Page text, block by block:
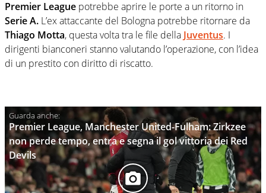
Premier League potrebbe aprire le porte a un ritorno in
Serie A. L’ex attaccante del Bologna potrebbe ritornare da
Thiago Motta, questa volta tra le file della Juventus. I
dirigenti bianconeri stanno valutando l’operazione, con l’idea
di un prestito con diritto di riscatto.
Premier League, Manchester United-Fulham: Zirkzee
non perde tempo, entra e segna il gol vittoria dei Red
Devils